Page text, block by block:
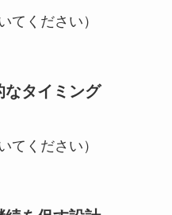
てください）
なタイミング
てください）